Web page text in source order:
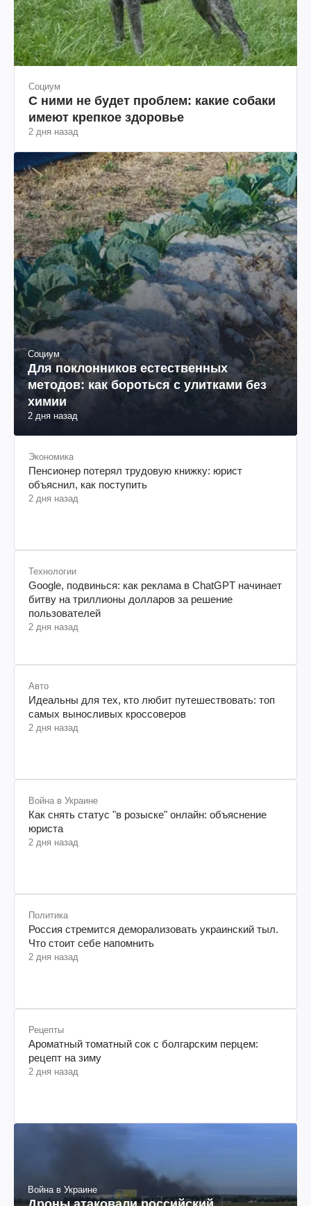
Социум
С ними не будет проблем: какие собаки
имеют крепкое здоровье
Социум
Для поклонников естественных
методов: как бороться с улитками без
химии
Экономика
Пенсионер потерял трудовую книжку: юрист
объяснил, как поступить
Технологии
Google, подвинься: как реклама в ChatGPT начинает
битву на триллионы долларов за решение
пользователей
Авто
Идеальны для тех, кто любит путешествовать: топ
самых выносливых кроссоверов
Война в Украине
Как снять статус "в розыске" онлайн: объяснение
юриста
Политика
Россия стремится деморализовать украинский тыл.
Что стоит себе напомнить
Рецепты
Ароматный томатный сок с болгарским перцем:
рецепт на зиму
Война в Украине